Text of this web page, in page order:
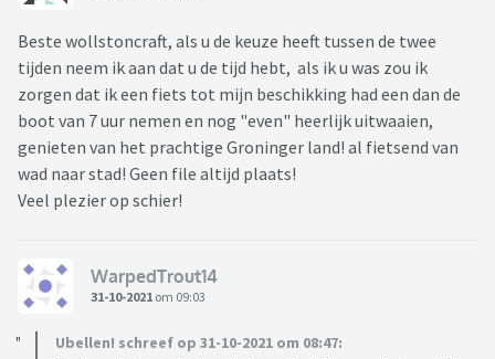
Beste wollstoncraft, als u de keuze heeft tussen de twee
tijden neem ik aan dat u de tijd hebt, als ik u was zou ik
zorgen dat ik een fiets tot mijn beschikking had een dan de
boot van 7 uur nemen en nog "even" heerlijk uitwaaien,
genieten van het prachtige Groninger land! al fietsend van
wad naar stad! Geen file altijd plaats!
Veel plezier op schier!
WarpedTrout14
31-10-2021 om 09:03
Ubellen! schreef op 31-10-2021 om 08:47: